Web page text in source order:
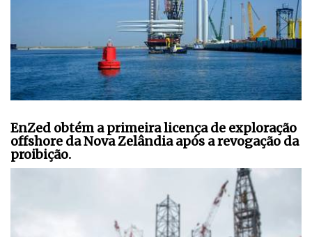
EnZed obtém a primeira licença de exploração
offshore da Nova Zelândia após a revogação da
proibição.